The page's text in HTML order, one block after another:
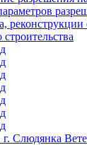
реконструкции
г. Слюдянка